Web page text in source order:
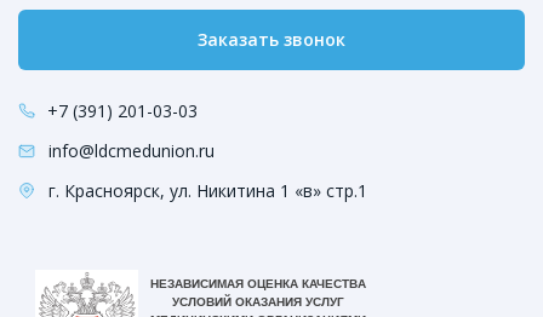
Заказать звонок
+7 (391) 201-03-03
info@ldcmedunion.ru
г. Красноярск, ул. Никитина 1 «в» стр.1